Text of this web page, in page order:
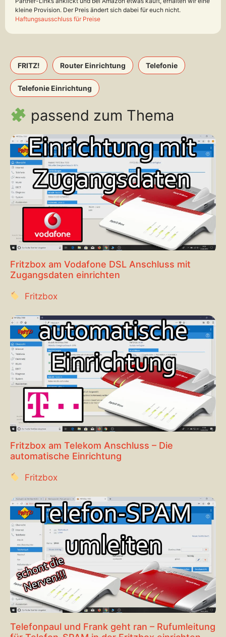
kleine Provision. Der Preis ändert sich dabei für euch nicht.
Haftungsausschluss für Preise
FRITZ! Router Einrichtung Telefonie
Telefonie Einrichtung
passend zum Thema
Fritzbox am Vodafone DSL Anschluss mit
Zugangsdaten einrichten
Fritzbox
Fritzbox am Telekom Anschluss – Die
automatische Einrichtung
Fritzbox
Telefonpaul und Frank geht ran – Rufumleitung